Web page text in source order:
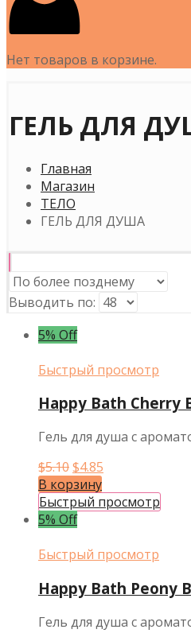
Нет товаров в корзине.
ГЕЛЬ ДЛЯ
Главная
Магазин
ТЕЛО
ГЕЛЬ ДЛЯ ДУША
Выводить по:
5% Off
Быстрый просмотр
Happy Bath Cherry
Гель для душа с
$5.10Первоначальная
цена
составляла
$5.10.
$4.85
$4.85.
В корзину
Быстрый просмотр
5% Off
Быстрый просмотр
Happy Bath Peony
Гель для душа с